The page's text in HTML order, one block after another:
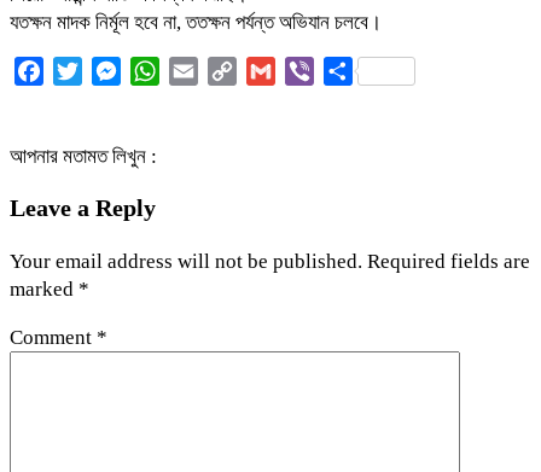
যতক্ষন মাদক নির্মূল হবে না, ততক্ষন পর্যন্ত অ‌ভিযান চলবে।
Facebook
TwitterMessengerWhatsApp
Email
Copy
Gmail ViberShare
আপনার মতামত লিখুন :
Leave a Reply
Your email address will not be published. Required fields are
marked *
Comment *